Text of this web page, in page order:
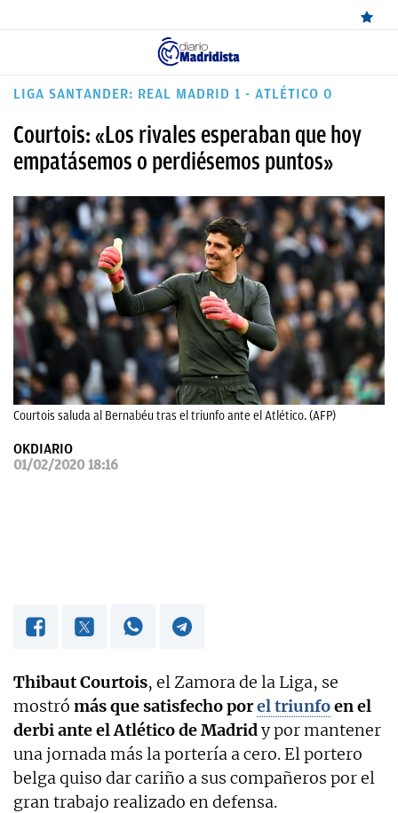
ÚLTIMAS
REAL
BALONCESTO
CANTERA
FICHAJES
DIRECTO
PAPARAZZI
OKDIARIO
LIGA SANTANDER: REAL MADRID 1 - ATLÉTICO 0
Courtois: «Los rivales esperaban que hoy
empatásemos o perdiésemos puntos»
Courtois saluda al Bernabéu tras el triunfo ante el Atlético. (AFP)
OKDIARIO
01/02/2020 18:16
Thibaut Courtois, el Zamora de la Liga, se
mostró más que satisfecho porel triunfoen el
derbi ante el Atlético de Madridy por mantener
una jornada más la portería a cero. El portero
belga quiso dar cariño a sus compañeros por el
gran trabajo realizado en defensa.